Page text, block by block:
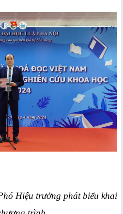
Hiệu trưởng phát biểu khai